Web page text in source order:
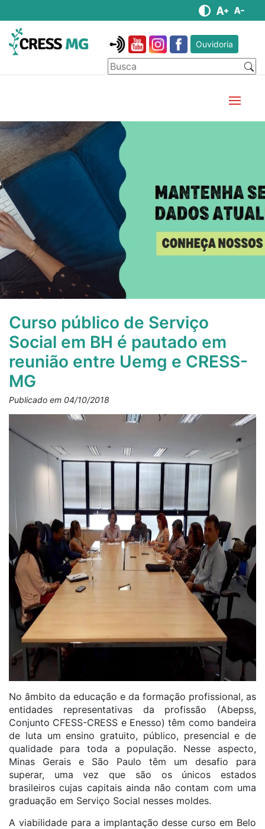
Ouvidoria
Curso público de Serviço
Social em BH é pautado em
reunião entre Uemg e CRESS-
MG
Publicado em 04/10/2018
No âmbito da educação e da formação profissional, as
entidades representativas da profissão (Abepss,
Conjunto CFESS-CRESS e Enesso) têm como bandeira
de luta um ensino gratuito, público, presencial e de
qualidade para toda a população. Nesse aspecto,
Minas Gerais e São Paulo têm um desafio para
superar, uma vez que são os únicos estados
brasileiros cujas capitais ainda não contam com uma
graduação em Serviço Social nesses moldes.
A viabilidade para a implantação desse curso em Belo